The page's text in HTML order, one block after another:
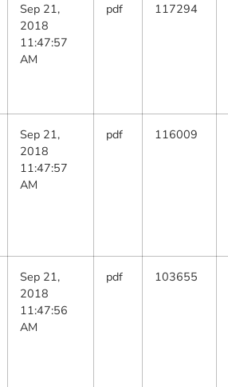
Sep 21,
2018
11:47:57
AM
pdf 117294
Sep 21,
2018
11:47:57
AM
pdf 116009
Sep 21,
2018
11:47:56
AM
pdf 103655